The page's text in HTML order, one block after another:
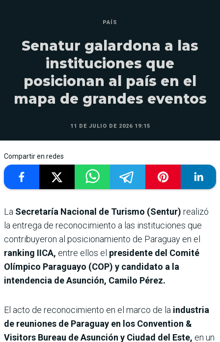
PAÍS
Senatur galardona a las
instituciones que
posicionan al país en el
mapa de grandes eventos
11 DE JULIO DE 2026 19:15
Compartir en redes
La Secretaría Nacional de Turismo (Sentur) realizó
la entrega de reconocimiento a las instituciones que
contribuyeron al posicionamiento de Paraguay en el
ranking IICA, entre ellos el presidente del Comité
Olímpico Paraguayo (COP) y candidato a la
intendencia de Asunción, Camilo Pérez.
El acto de reconocimiento en el marco de la industria
de reuniones de Paraguay en los Convention &
Visitors Bureau de Asunción y Ciudad del Este, en un